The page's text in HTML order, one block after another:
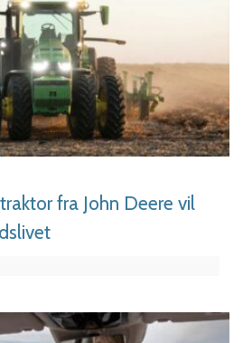
LÆS MERE
fra John Deere vil